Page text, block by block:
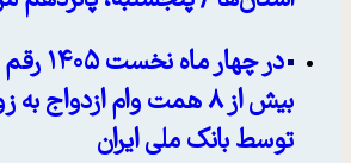
در چهار
بیش از ۸ همت وام
توسط بانک ملی ایران